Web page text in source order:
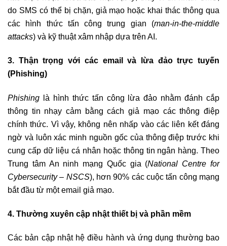
do SMS có thể bị chặn, giả mạo hoặc khai thác thông qua
các hình thức tấn công trung gian (man-in-the-middle
attacks) và kỹ thuật xâm nhập dựa trên AI.
3. Thận trọng với các email và lừa đảo trực tuyến
(Phishing)
Phishing là hình thức tấn công lừa đảo nhằm đánh cắp
thông tin nhạy cảm bằng cách giả mạo các thông điệp
chính thức. Vì vậy, không nên nhấp vào các liên kết đáng
ngờ và luôn xác minh nguồn gốc của thông điệp trước khi
cung cấp dữ liệu cá nhân hoặc thông tin ngân hàng. Theo
Trung tâm An ninh mạng Quốc gia (National Centre for
Cybersecurity – NSCS), hơn 90% các cuộc tấn công mạng
bắt đầu từ một email giả mạo.
4. Thường xuyên cập nhật thiết bị và phần mềm
Các bản cập nhật hệ điều hành và ứng dụng thường bao